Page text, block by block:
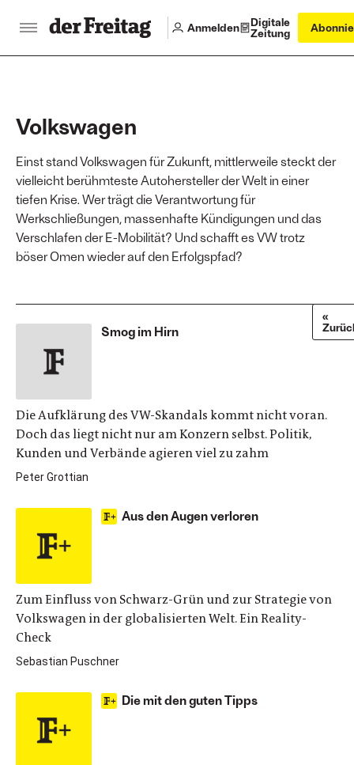
Anmelden
Digitale
Zeitung
Volkswagen
Einst stand Volkswagen für Zukunft, mittlerweile steckt der
vielleicht berühmteste Autohersteller der Welt in einer
tiefen Krise. Wer trägt die Verantwortung für
Werkschließungen, massenhafte Kündigungen und das
Verschlafen der E-Mobilität? Und schafft es VW trotz
böser Omen wieder auf den Erfolgspfad?
Smog im Hirn
Die Aufklärung des VW-Skandals kommt nicht voran.
Doch das liegt nicht nur am Konzern selbst. Politik,
Kunden und Verbände agieren viel zu zahm
Peter Grottian
Aus den Augen verloren
Zum Einfluss von Schwarz-Grün und zur Strategie von
Volkswagen in der globalisierten Welt. Ein Reality-
Check
Sebastian Puschner
Die mit den guten Tipps
«